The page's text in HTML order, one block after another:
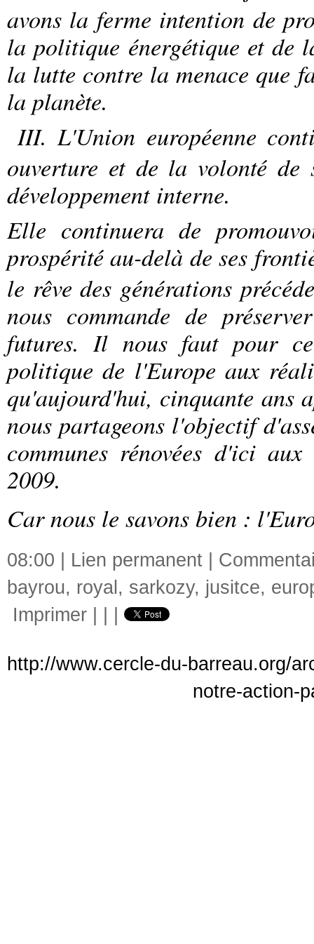
avons la ferme intention de
la politique énergétique et de
la lutte contre la menace que
la planète.
III. L'Union européenne
ouverture et de la volonté de
développement interne.
Elle continuera de
prospérité au-delà de ses
le rêve des générations
nous commande de
futures. Il nous faut pour
politique de l'Europe aux
qu'aujourd'hui, cinquante ans
nous partageons l'objectif
communes rénovées d'ici
2009.
Car nous le savons bien :
08:00 | Lien permanent
bayrou, royal , sarkozy, jusitce,
Imprimer
http://www.cercle-du-barreau.org/
notre-action-